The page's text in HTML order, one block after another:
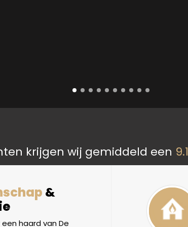
krijgen wij gemiddeld een 9.1
&
haard van De